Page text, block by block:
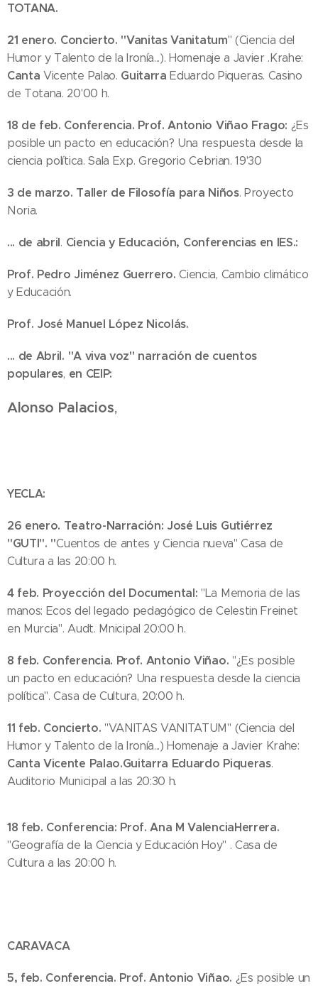
TOTANA.
21 enero. Concierto. "Vanitas Vanitatum" (Ciencia del
Humor y Talento de la Ironía...). Homenaje a Javier .Krahe:
CantaVicente Palao. Guitarra Eduardo Piqueras. Casino
de Totana. 20'00 h.
18 de feb. Conferencia. Prof. Antonio Viñao Frago: ¿Es
posible un pacto en educación? Una respuesta desde la
ciencia política. Sala Exp. Gregorio Cebrian. 19'30
3 de marzo. Taller de Filosofía para Niños. Proyecto
Noria.
... de abril. Ciencia y Educación, Conferencias en IES.:
Prof. Pedro Jiménez Guerrero.Ciencia, Cambio climático
y Educación.
Prof. José Manuel López Nicolás.
... de Abril. "A viva voz" narración de cuentos
populares, en CEIP:
Alonso Palacios,
YECLA:
26 enero. Teatro-Narración: José Luis Gutiérrez
"GUTI". "Cuentos de antes y Ciencia nueva" Casa de
Cultura a las 20:00 h.
4 feb. Proyección del Documental:"La Memoria de las
manos: Ecos del legado pedagógico de Celestin Freinet
en Murcia". Audt. Mnicipal 20:00 h.
8 feb. Conferencia. Prof. Antonio Viñao. "¿Es posible
un pacto en educación? Una respuesta desde la ciencia
política". Casa de Cultura, 20:00 h.
11 feb. Concierto. "VANITAS VANITATUM" (Ciencia del
Humor y Talento de la Ironía...) Homenaje a Javier Krahe:
Canta Vicente Palao.Guitarra Eduardo Piqueras.
Auditorio Municipal a las 20:30 h.
18 feb. Conferencia: Prof. Ana M ValenciaHerrera.
"Geografía de la Ciencia y Educación Hoy" . Casa de
Cultura a las 20:00 h.
CARAVACA
5, feb. Conferencia. Prof. Antonio Viñao. ¿Es posible un